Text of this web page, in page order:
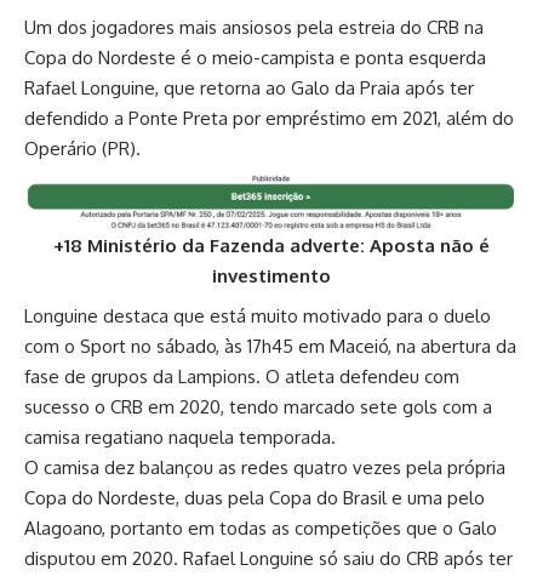
Um dos jogadores mais ansiosos pela estreia do CRB na
Copa do Nordeste é o meio-campista e ponta esquerda
Rafael Longuine, que retorna ao Galo da Praia após ter
defendido a Ponte Preta por empréstimo em 2021, além do
Operário (PR).
+18 Ministério da Fazenda adverte: Aposta não é
investimento
Longuine destaca que está muito motivado para o duelo
com o Sport no sábado, às 17h45 em Maceió, na abertura da
fase de grupos da Lampions. O atleta defendeu com
sucesso o CRB em 2020, tendo marcado sete gols com a
camisa regatiano naquela temporada.
O camisa dez balançou as redes quatro vezes pela própria
Copa do Nordeste, duas pela Copa do Brasile uma pelo
Alagoano, portanto em todas as competições que o Galo
disputou em 2020. Rafael Longuine só saiu do CRB após ter